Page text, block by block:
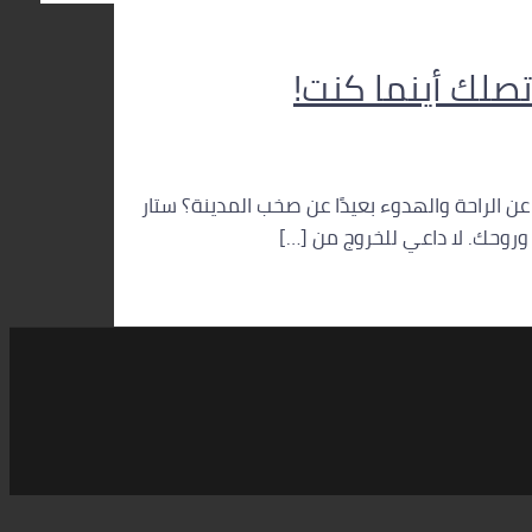
أينما كنت!
الراحة والهدوء بعيدًا عن صخب المدينة؟ ستار
وروحك. لا داعي للخروج من […]